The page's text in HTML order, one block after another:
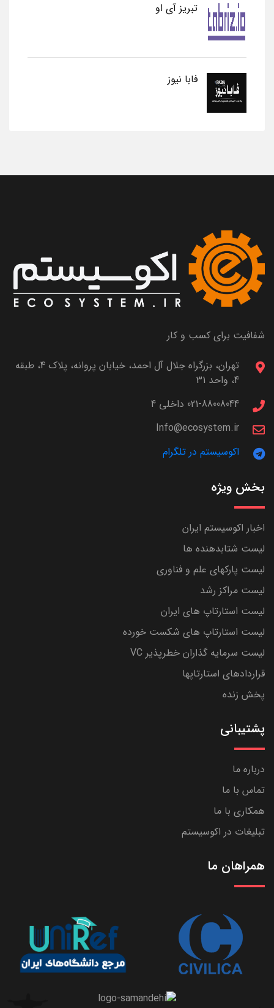
تبریز آی او
فابا نیوز
شفافیت برای کسب و کار
تهران، بزرگراه جلال آل احمد، خیابان پروانه، پلاک 4، طبقه
4، واحد 31
021-88008044 داخلی 4
Info@ecosystem.ir
اکوسیستم در تلگرام
بخش ویژه
اخبار اکوسیستم ایران
لیست شتابدهنده ها
لیست پارکهای علم و فناوری
لیست مراکز رشد
لیست استارتاپ های ایران
لیست استارتاپ های شکست خورده
لیست سرمایه گذاران خطرپذیر VC
قراردادهای استارتاپها
پخش زنده
پشتیبانی
درباره ما
تماس با ما
همکاری با ما
تبلیغات در اکوسیستم
همراهان ما